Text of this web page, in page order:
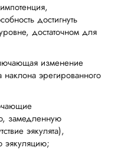
достигнуть
достаточном для
изменение
эрегированного
замедленную
эякулята),
эякуляцию;